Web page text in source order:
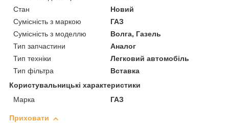
Стан
Новий
Сумісність з маркою
ГАЗ
Сумісність з моделлю
Волга, Газель
Тип запчастини
Аналог
Тип техніки
Легковий автомобіль
Тип фільтра
Вставка
Користувальницькі характеристики
Марка
ГАЗ
Приховати